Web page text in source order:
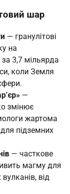
шар
— гранулітові
на
за 3,7 мільярда
коли Земля
—
змінює
жартома
підземних
— часткове
магму для
від